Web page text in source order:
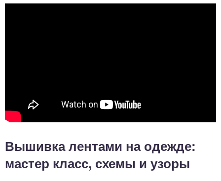
Вышивка лентами на одежде:
мастер класс, схемы и узоры